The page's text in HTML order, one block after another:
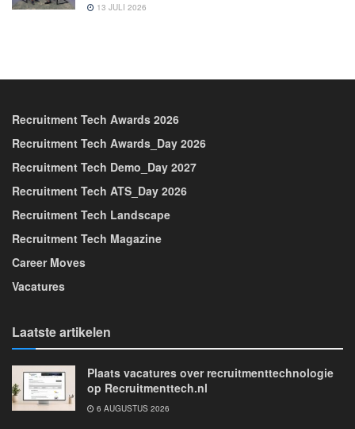
13 JULI 2026
Recruitment Tech Awards 2026
Recruitment Tech Awards_Day 2026
Recruitment Tech Demo_Day 2027
Recruitment Tech ATS_Day 2026
Recruitment Tech Landscape
Recruitment Tech Magazine
Career Moves
Vacatures
Laatste artikelen
Plaats vacatures over recruitmenttechnologie
op Recruitmenttech.nl
6 AUGUSTUS 2026